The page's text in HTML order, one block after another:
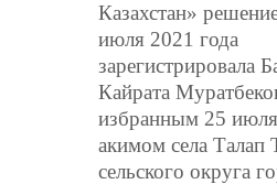
Казахстан»
июля 2021 года
зарегистрировала
Кайрата
избранным 25
акимом села Талап
сельского округа